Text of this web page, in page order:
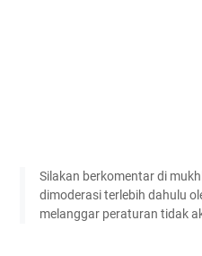
Silakan berkomentar di
dimoderasi terlebih dahulu
melanggar peraturan tidak